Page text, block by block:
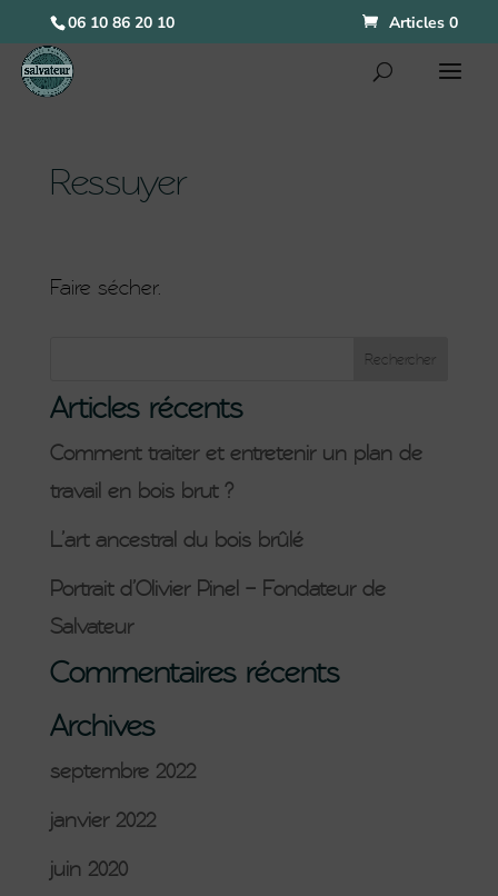
06 10 86 20 10 Articles 0
Ressuyer
Faire sécher.
Articles récents
Comment traiter et entretenir un plan de
travail en bois brut ?
L’art ancestral du bois brûlé
Portrait d’Olivier Pinel – Fondateur de
Salvateur
Commentaires récents
Archives
septembre 2022
janvier 2022
juin 2020